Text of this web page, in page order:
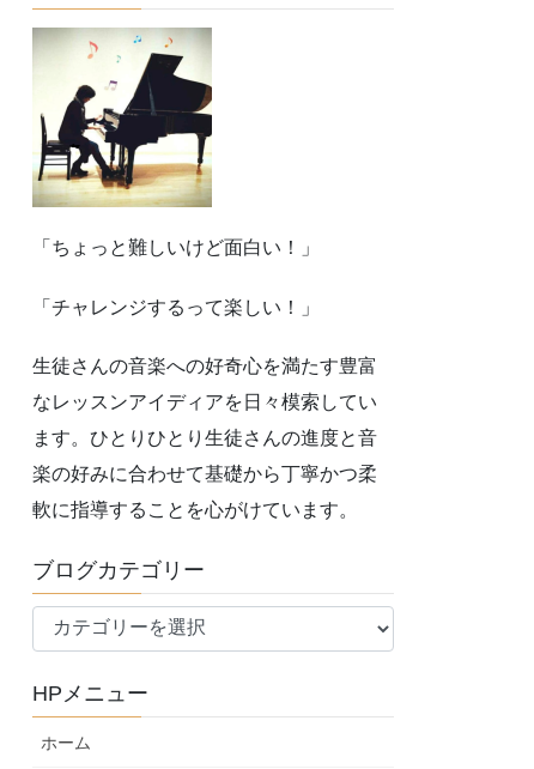
「ちょっと難しいけど面白い！」
「チャレンジするって楽しい！」
生徒さんの音楽への好奇心を満たす豊富
なレッスンアイディアを日々模索してい
ます。ひとりひとり生徒さんの進度と音
楽の好みに合わせて基礎から丁寧かつ柔
軟に指導することを心がけています。
ブログカテゴリー
ロ
カ
テ
HPメニュー
ホーム